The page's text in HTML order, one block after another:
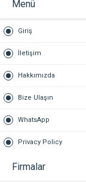
Menü
Giriş
İletişim
Hakkımızda
Bize Ulaşın
WhatsApp
Privacy Policy
Firmalar